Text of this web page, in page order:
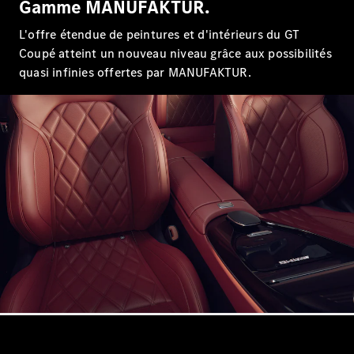
Configurateur
Mercedes-
Benz Store
Coupé
Tous les
Coupés
CLE Coupé
Mercedes-
AMG GT
Coupé
Coupé 4
Nouveau
Électrique
Gamme MANUFAKTUR.
L'offre étendue de peintures et d'intérieurs du GT
Coupé atteint un nouveau niveau grâce aux possibilités
quasi infinies offertes par MANUFAKTUR.